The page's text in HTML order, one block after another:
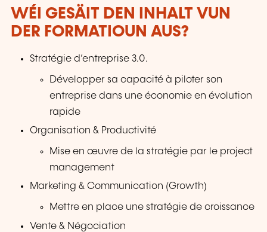
WÉI GESÄIT DEN INHALT VUN
DER FORMATIOUN AUS?
Stratégie d’entreprise 3.0.
Développer sa capacité à piloter son
entreprise dans une économie en évolution
rapide
Organisation & Productivité
Mise en œuvre de la stratégie par le project
management
Marketing & Communication (Growth)
Mettre en place une stratégie de croissance
Vente & Négociation